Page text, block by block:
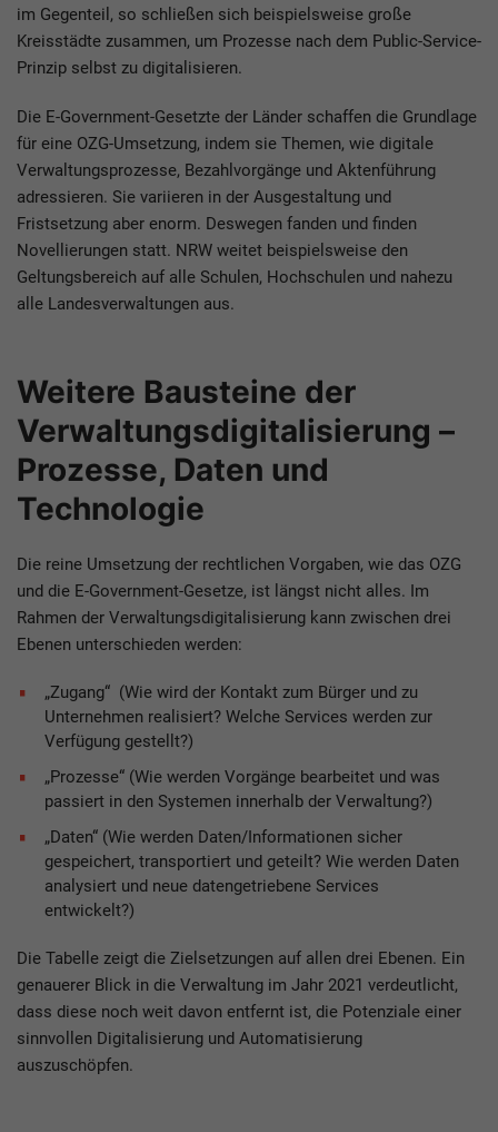
im Gegenteil, so schließen sich beispielsweise große
Kreisstädte zusammen, um Prozesse nach dem Public-Service-
Prinzip selbst zu digitalisieren.
Die E-Government-Gesetzte der Länder schaffen die Grundlage
für eine OZG-Umsetzung, indem sie Themen, wie digitale
Verwaltungsprozesse, Bezahlvorgänge und Aktenführung
adressieren. Sie variieren in der Ausgestaltung und
Fristsetzung aber enorm. Deswegen fanden und finden
Novellierungen statt. NRW weitet beispielsweise den
Geltungsbereich auf alle Schulen, Hochschulen und nahezu
alle Landesverwaltungen aus.
Weitere Bausteine der
Verwaltungsdigitalisierung –
Prozesse, Daten und
Technologie
Die reine Umsetzung der rechtlichen Vorgaben, wie das OZG
und die E-Government-Gesetze, ist längst nicht alles. Im
Rahmen der Verwaltungsdigitalisierung kann zwischen drei
Ebenen unterschieden werden:
„Zugang“ (Wie wird der Kontakt zum Bürger und zu
Unternehmen realisiert? Welche Services werden zur
Verfügung gestellt?)
„Prozesse“ (Wie werden Vorgänge bearbeitet und was
passiert in den Systemen innerhalb der Verwaltung?)
„Daten“ (Wie werden Daten/Informationen sicher
gespeichert, transportiert und geteilt? Wie werden Daten
analysiert und neue datengetriebene Services
entwickelt?)
Die Tabelle zeigt die Zielsetzungen auf allen drei Ebenen. Ein
genauerer Blick in die Verwaltung im Jahr 2021 verdeutlicht,
dass diese noch weit davon entfernt ist, die Potenziale einer
sinnvollen Digitalisierung und Automatisierung
auszuschöpfen.